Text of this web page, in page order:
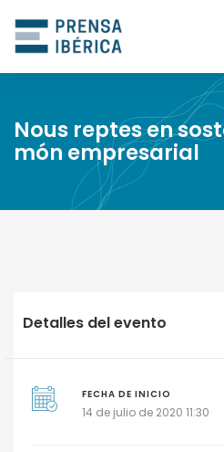
Nous reptes en
món empresarial
Detalles del evento
FECHA DE INICIO
14 de julio de 2020 11:30